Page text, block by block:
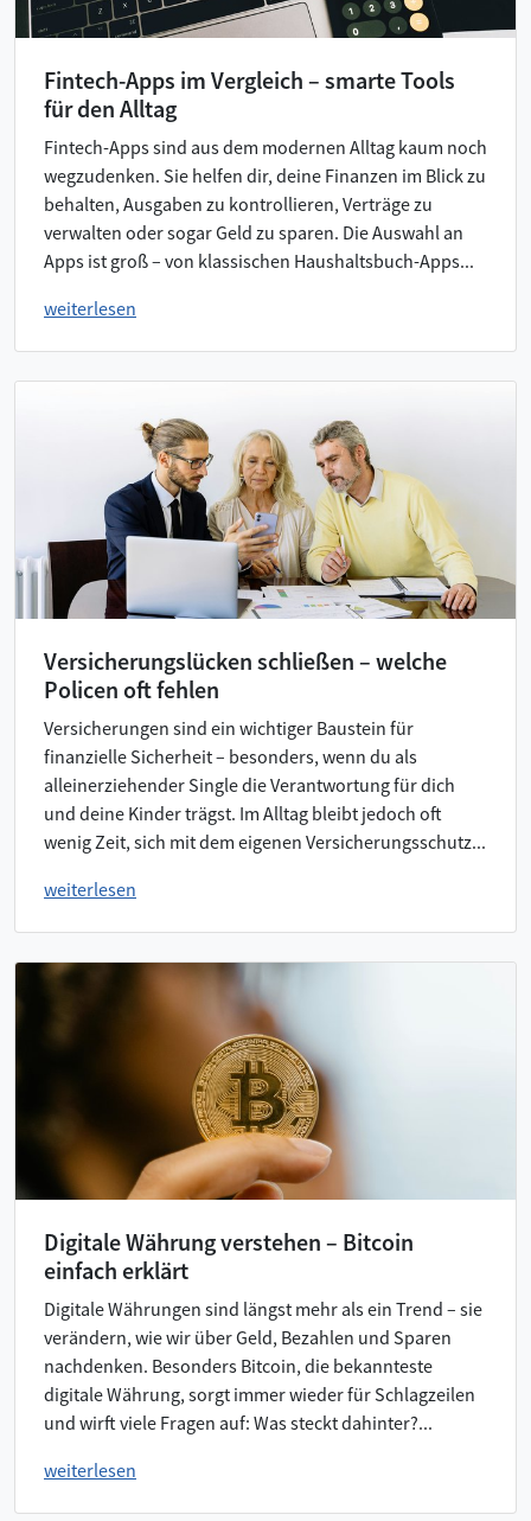
Fintech-Apps im Vergleich – smarte Tools
für den Alltag
Fintech-Apps sind aus dem modernen Alltag kaum noch
wegzudenken. Sie helfen dir, deine Finanzen im Blick zu
behalten, Ausgaben zu kontrollieren, Verträge zu
verwalten oder sogar Geld zu sparen. Die Auswahl an
Apps ist groß – von klassischen Haushaltsbuch-Apps...
weiterlesen
Versicherungslücken schließen – welche
Policen oft fehlen
Versicherungen sind ein wichtiger Baustein für
finanzielle Sicherheit – besonders, wenn du als
alleinerziehender Single die Verantwortung für dich
und deine Kinder trägst. Im Alltag bleibt jedoch oft
wenig Zeit, sich mit dem eigenen Versicherungsschutz...
weiterlesen
Digitale Währung verstehen – Bitcoin
einfach erklärt
Digitale Währungen sind längst mehr als ein Trend – sie
verändern, wie wir über Geld, Bezahlen und Sparen
nachdenken. Besonders Bitcoin, die bekannteste
digitale Währung, sorgt immer wieder für Schlagzeilen
und wirft viele Fragen auf: Was steckt dahinter?...
weiterlesen